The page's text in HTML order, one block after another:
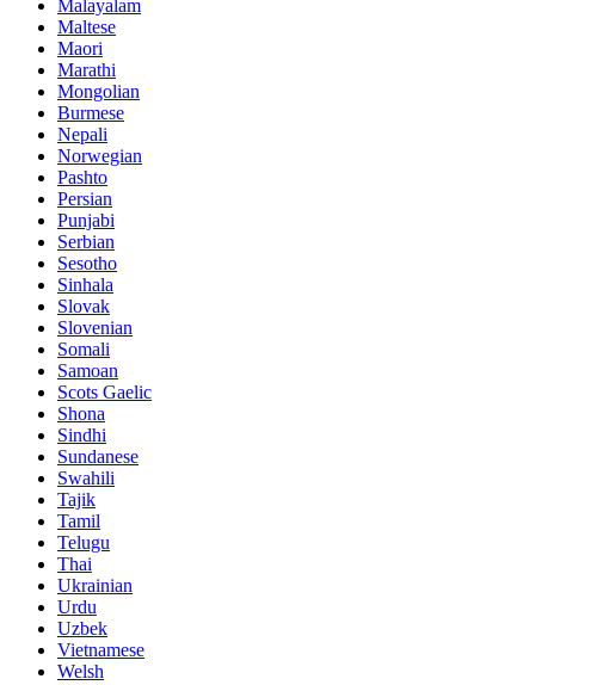
Malayalam
Maltese
Maori
Marathi
Mongolian
Burmese
Nepali
Norwegian
Pashto
Persian
Punjabi
Serbian
Sesotho
Sinhala
Slovak
Slovenian
Somali
Samoan
Scots Gaelic
Shona
Sindhi
Sundanese
Swahili
Tajik
Tamil
Telugu
Thai
Ukrainian
Urdu
Uzbek
Vietnamese
Welsh